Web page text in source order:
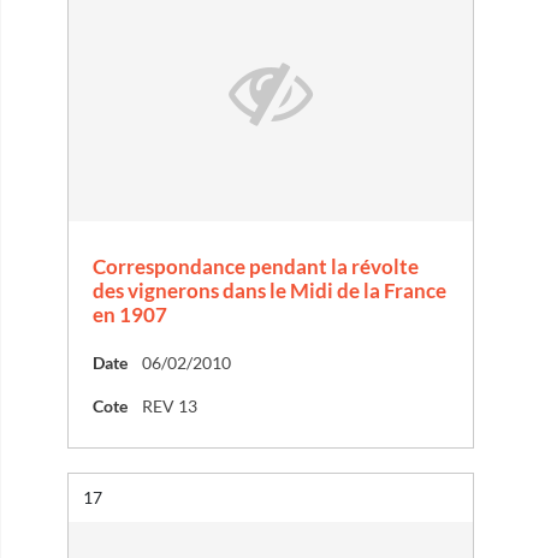
Correspondance pendant la révolte
des vignerons dans le Midi de la France
en 1907
Date 06/02/2010
Cote REV 13
Résultat n°
17